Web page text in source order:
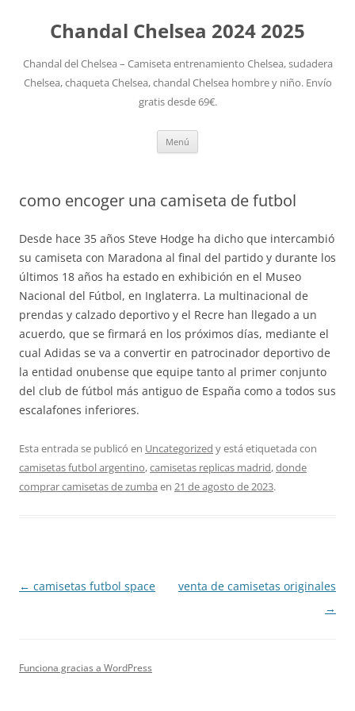
Chandal Chelsea 2024 2025
Chandal del Chelsea – Camiseta entrenamiento Chelsea, sudadera
Chelsea, chaqueta Chelsea, chandal Chelsea hombre y niño. Envío
gratis desde 69€.
Menú
como encoger una camiseta de futbol
Desde hace 35 años Steve Hodge ha dicho que intercambió
su camiseta con Maradona al final del partido y durante los
últimos 18 años ha estado en exhibición en el Museo
Nacional del Fútbol, en Inglaterra. La multinacional de
prendas y calzado deportivo y el Recre han llegado a un
acuerdo, que se firmará en los próximos días, mediante el
cual Adidas se va a convertir en patrocinador deportivo de
la entidad onubense que equipe tanto al primer conjunto
del club de fútbol más antiguo de España como a todos sus
escalafones inferiores.
Esta entrada se publicó en Uncategorized y está etiquetada con
camisetas futbol argentino,camisetas replicas madrid,donde
comprar camisetas de zumba en 21 de agosto de 2023.
Navegación
← camisetas futbol space
venta de camisetas originales
→
Funciona gracias a WordPress